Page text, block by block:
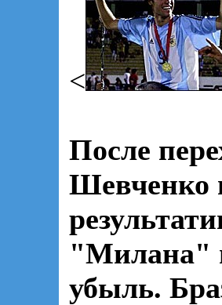
<
После
Шевченко
"Милана"
убыль.